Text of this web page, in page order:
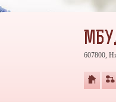
607800,